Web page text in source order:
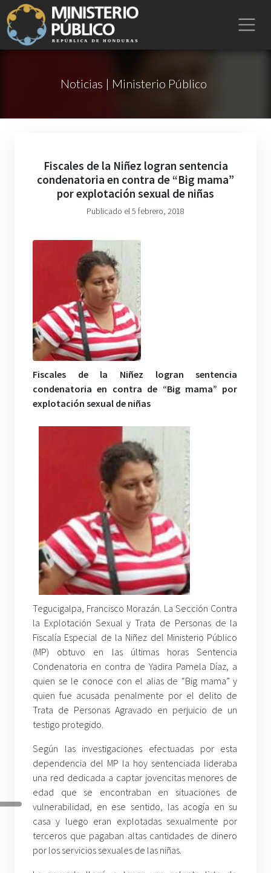
Noticias | Ministerio Público
Fiscales de la Niñez logran sentencia
condenatoria en contra de “Big mama”
por explotación sexual de niñas
Publicado el 5 febrero, 2018
Fiscales de la Niñez logran sentencia
condenatoria en contra de “Big mama” por
explotación sexual de niñas
Tegucigalpa, Francisco Morazán. La Sección Contra
la Explotación Sexual y Trata de Personas de la
Fiscalía Especial de la Niñez del Ministerio Público
(MP) obtuvo en las últimas horas Sentencia
Condenatoria en contra de Yadira Pamela Díaz, a
quien se le conoce con el alias de “Big mama” y
quien fue acusada penalmente por el delito de
Trata de Personas Agravado en perjuicio de un
testigo protegido.
Según las investigaciones efectuadas por esta
dependencia del MP la hoy sentenciada lideraba
una red dedicada a captar jovencitas menores de
edad que se encontraban en situaciones de
vulnerabilidad, en ese sentido, las acogía en su
casa y luego eran explotadas sexualmente por
terceros que pagaban altas cantidades de dinero
por los servicios sexuales de las niñas.